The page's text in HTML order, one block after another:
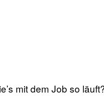
mit dem Job so